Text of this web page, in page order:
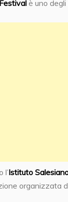
è uno
l’Istituto
organizzata